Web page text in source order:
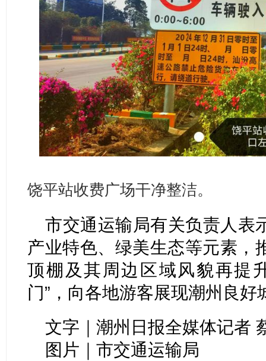
饶平站收费广场干净整洁。
市交通运输局有关负责人表
产业特色、绿美生态等元素，
顶棚及其周边区域风貌再提
门”，向各地游客展现潮州良好
文字｜潮州日报全媒体记者
图片｜市交通运输局